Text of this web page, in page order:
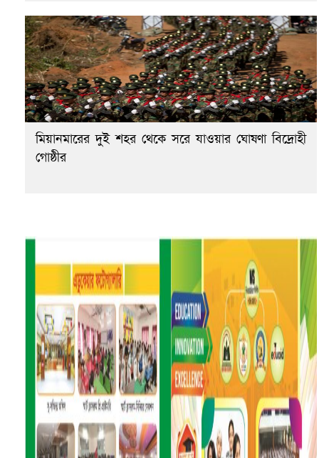
মিয়ানমারের দুই শহর থেকে সরে যাওয়ার ঘোষণা বিদ্রোহী
গোষ্ঠীর